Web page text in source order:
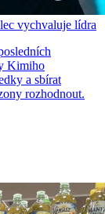
vychvaluje lídra
Kimiho
a sbírat
rozhodnout.